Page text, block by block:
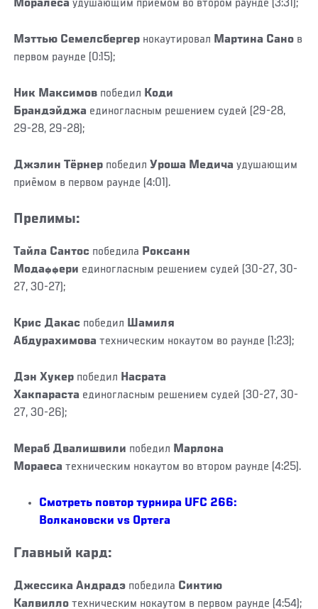
Моралесаудушающим приёмом во втором раунде (3:31);
Мэттью Семелсбергер нокаутировал Мартина Сано в
первом раунде (0:15);
Ник Максимов победил Коди
Брандэйджа единогласным решением судей (29-28,
29-28, 29-28);
Джэлин Тёрнер победил Уроша Медичаудушающим
приёмом в первом раунде (4:01).
Прелимы:
Тайла Сантос победила Роксанн
Модаффери единогласным решением судей (30-27, 30-
27, 30-27);
Крис Дакас победил Шамиля
Абдурахимоватехническим нокаутом во раунде (1:23);
Дэн Хукер победил Насрата
Хакпараста единогласным решением судей (30-27, 30-
27, 30-26);
Мераб Двалишвили победил Марлона
Мораесатехническим нокаутом во втором раунде (4:25).
Смотреть повтор турнира UFC 266:
Волкановски vs Ортега
Главный кард:
Джессика Андрадэ победила Синтию
Калвилло техническим нокаутом в первом раунде (4:54);